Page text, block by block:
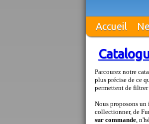
Accueil
Parcourez notre
plus précise de ce
permettent de
Nous proposons un
collectionner, de
sur commande,